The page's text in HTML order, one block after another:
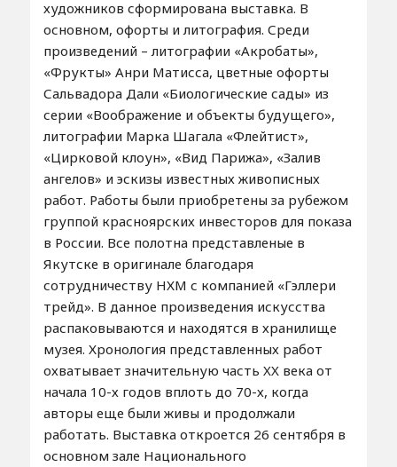
художников сформирована выставка. В
основном, офорты и литография. Среди
произведений – литографии «Акробаты»,
«Фрукты» Анри Матисса, цветные офорты
Сальвадора Дали «Биологические сады» из
серии «Воображение и объекты будущего»,
литографии Марка Шагала «Флейтист»,
«Цирковой клоун», «Вид Парижа», «Залив
ангелов» и эскизы известных живописных
работ. Работы были приобретены за рубежом
группой красноярских инвесторов для показа
в России. Все полотна представленые в
Якутске в оригинале благодаря
сотрудничеству НХМ с компанией «Гэллери
трейд». В данное произведения искусства
распаковываются и находятся в хранилище
музея. Хронология представленных работ
охватывает значительную часть XX века от
начала 10-х годов вплоть до 70-х, когда
авторы еще были живы и продолжали
работать. Выставка откроется 26 сентября в
основном зале Национального